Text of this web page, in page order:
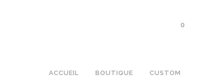
0
ACCUEIL BOUTIQUE CUSTOM